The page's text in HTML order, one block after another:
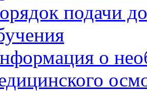
подачи
о